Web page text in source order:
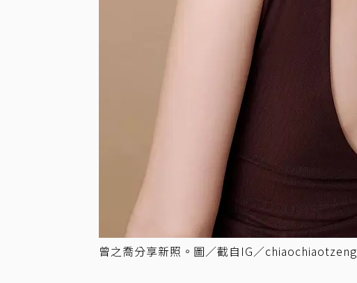
曾之喬分享新照。圖／截自IG／chiaochiaotzeng